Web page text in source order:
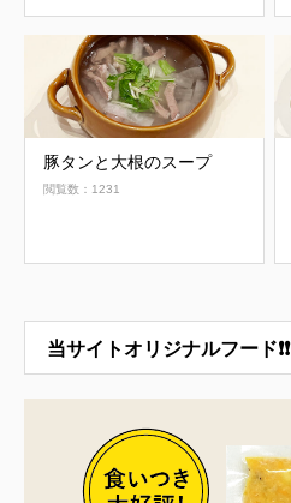
豚タンと大根のスープ
閲覧数：1231
当サイトオリジナルフード❗❗